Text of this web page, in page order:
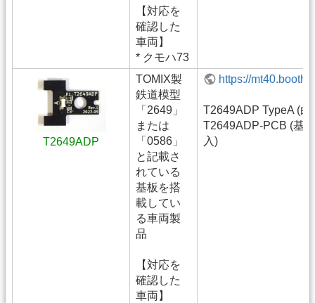
【対応を
確認した
車両】
* クモハ73
T2649ADP
TOMIX製
鉄道模型
「2649」
または
「0586」
と記載さ
れている
基板を搭
載してい
る車両製
品
【対応を
確認した
車両】
https://
T2649ADP TypeA (白
T2649ADP-PCB (基
入)